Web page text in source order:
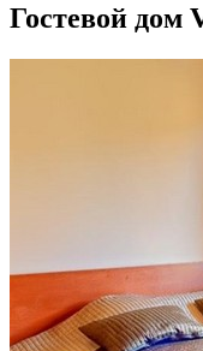
Гостевой дом